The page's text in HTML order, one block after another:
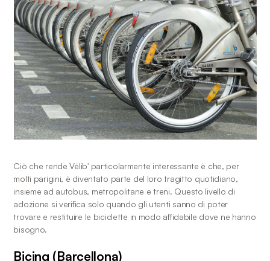
Ciò che rende Vélib' particolarmente interessante è che, per
molti parigini, è diventato parte del loro tragitto quotidiano,
insieme ad autobus, metropolitane e treni. Questo livello di
adozione si verifica solo quando gli utenti sanno di poter
trovare e restituire le biciclette in modo affidabile dove ne hanno
bisogno.
Bicing (Barcellona)